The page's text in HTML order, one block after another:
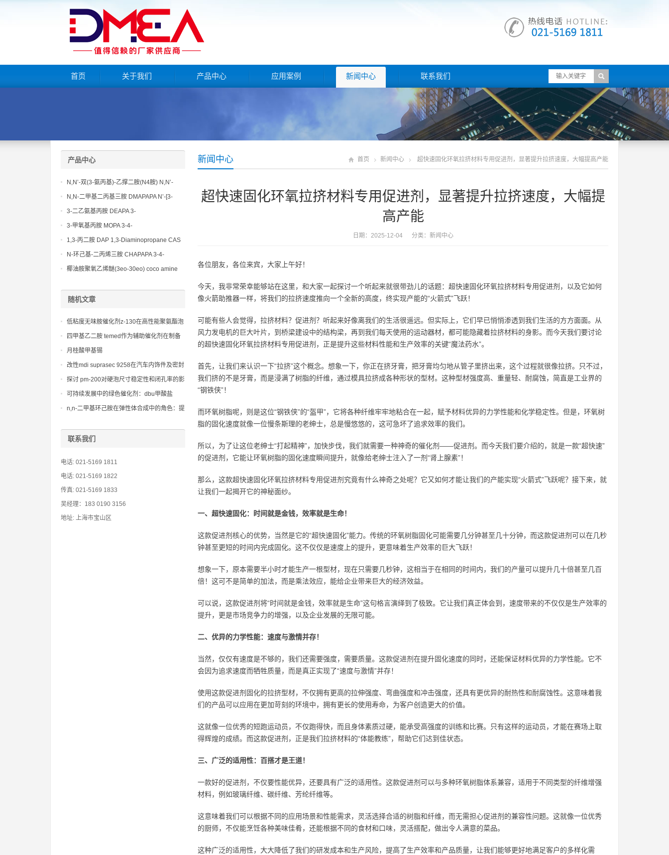
首页 关于我们 产品中心 应用案例 新闻中心 联系我们
新闻中心 首页 新闻中心 超快速固化环氧拉挤材料专用促进剂，显著提升拉挤速度，大幅提高产能
超快速固化环氧拉挤材料专用促进剂，显著提升拉挤速度，大幅提
高产能
日期：2025-12-04 分类： 新闻中心
各位朋友，各位来宾，大家上午好！
今天，我非常荣幸能够站在这里，和大家一起探讨一个听起来就很带劲儿的话题：超快速固化环氧拉挤材料专用促进剂，以及它如何
像火箭助推器一样，将我们的拉挤速度推向一个全新的高度，终实现产能的“火箭式”飞跃！
可能有些人会觉得，拉挤材料？促进剂？听起来好像离我们的生活很遥远。但实际上，它们早已悄悄渗透到我们生活的方方面面。从
风力发电机的巨大叶片，到桥梁建设中的结构梁，再到我们每天使用的运动器材，都可能隐藏着拉挤材料的身影。而今天我们要讨论
的超快速固化环氧拉挤材料专用促进剂，正是提升这些材料性能和生产效率的关键“魔法药水”。
首先，让我们来认识一下“拉挤”这个概念。想象一下，你正在挤牙膏，把牙膏均匀地从管子里挤出来，这个过程就很像拉挤。只不过，
我们挤的不是牙膏，而是浸满了树脂的纤维，通过模具拉挤成各种形状的型材。这种型材强度高、重量轻、耐腐蚀，简直是工业界的
“钢铁侠”！
而环氧树脂呢，则是这位“钢铁侠”的“盔甲”，它将各种纤维牢牢地粘合在一起，赋予材料优异的力学性能和化学稳定性。但是，环氧树
脂的固化速度就像一位慢条斯理的老绅士，总是慢悠悠的，这可急坏了追求效率的我们。
所以，为了让这位老绅士“打起精神”，加快步伐，我们就需要一种神奇的催化剂——促进剂。而今天我们要介绍的，就是一款“超快速”
的促进剂，它能让环氧树脂的固化速度瞬间提升，就像给老绅士注入了一剂“肾上腺素”！
那么，这款超快速固化环氧拉挤材料专用促进剂究竟有什么神奇之处呢？它又如何才能让我们的产能实现“火箭式”飞跃呢？接下来，就
让我们一起揭开它的神秘面纱。
一、超快速固化：时间就是金钱，效率就是生命！
这款促进剂核心的优势，当然是它的“超快速固化”能力。传统的环氧树脂固化可能需要几分钟甚至几十分钟，而这款促进剂可以在几秒
钟甚至更短的时间内完成固化。这不仅仅是速度上的提升，更意味着生产效率的巨大飞跃！
想象一下，原本需要半小时才能生产一根型材，现在只需要几秒钟，这相当于在相同的时间内，我们的产量可以提升几十倍甚至几百
倍！这可不是简单的加法，而是乘法效应，能给企业带来巨大的经济效益。
可以说，这款促进剂将“时间就是金钱，效率就是生命”这句格言演绎到了极致。它让我们真正体会到，速度带来的不仅仅是生产效率的
提升，更是市场竞争力的增强，以及企业发展的无限可能。
二、优异的力学性能：速度与激情并存！
当然，仅仅有速度是不够的，我们还需要强度，需要质量。这款促进剂在提升固化速度的同时，还能保证材料优异的力学性能。它不
会因为追求速度而牺牲质量，而是真正实现了“速度与激情”并存！
使用这款促进剂固化的拉挤型材，不仅拥有更高的拉伸强度、弯曲强度和冲击强度，还具有更优异的耐热性和耐腐蚀性。这意味着我
们的产品可以应用在更加苛刻的环境中，拥有更长的使用寿命，为客户创造更大的价值。
这就像一位优秀的短跑运动员，不仅跑得快，而且身体素质过硬，能承受高强度的训练和比赛。只有这样的运动员，才能在赛场上取
得辉煌的成绩。而这款促进剂，正是我们拉挤材料的“体能教练”，帮助它们达到佳状态。
三、广泛的适用性：百搭才是王道！
一款好的促进剂，不仅要性能优异，还要具有广泛的适用性。这款促进剂可以与多种环氧树脂体系兼容，适用于不同类型的纤维增强
材料，例如玻璃纤维、碳纤维、芳纶纤维等。
这意味着我们可以根据不同的应用场景和性能需求，灵活选择合适的树脂和纤维，而无需担心促进剂的兼容性问题。这就像一位优秀
的厨师，不仅能烹饪各种美味佳肴，还能根据不同的食材和口味，灵活搭配，做出令人满意的菜品。
这种广泛的适用性，大大降低了我们的研发成本和生产风险，提高了生产效率和产品质量，让我们能够更好地满足客户的多样化需
产品中心
N,N’-双(3-氨丙基)-乙撑二胺(N4胺) N,N’-
Bis(3-aminopropyl)-ethylenediamine CAS
No10563-26-5
N,N-二甲基二丙基三胺 DMAPAPA N’-[3-
(dimethylamino)propyllpropane-1,3-
diamine CAS No10563-29-8
3-二乙氨基丙胺 DEAPA 3-
(Diethylamino)propylamine CAS No 104-
3-甲氧基丙胺 MOPA 3-4-
Methoxypropylamine CAS No 5332-73-0
1,3-丙二胺 DAP 1,3-Diaminopropane CAS
No 109-76-2
N-环己基-二丙烯三胺 CHAPAPA 3-4-
Methoxypropylamine CAS No:5332-73-0
椰油胺聚氧乙烯醚(3eo-30eo) coco amine
随机文章
低粘度无味胺催化剂z-130在高性能聚氨酯泡
沫中的独特应用
四甲基乙二胺 temed作为辅助催化剂在制备
高回弹聚氨酯软泡中的应用
月桂酸甲基锡
改性mdi suprasec 9258在汽车内饰件及密封
胶中的mdi应用
探讨 pm-200对硬泡尺寸稳定性和闭孔率的影
响
可持续发展中的绿色催化剂：dbu甲酸盐
cas51301-55-4的应用前景
n,n-二甲基环己胺在弹性体合成中的角色：提
联系我们
电话: 021-5169 1811
电话: 021-5169 1822
传真: 021-5169 1833
吴经理：183 0190 3156
地址: 上海市宝山区